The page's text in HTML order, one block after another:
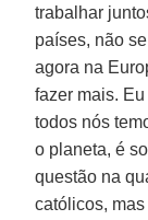
trabalhar
países, não
agora na
fazer mais.
todos nós
o planeta, é
questão na
católicos,